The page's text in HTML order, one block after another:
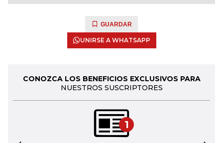
GUARDAR
UNIRSE A WHATSAPP
CONOZCA LOS BENEFICIOS EXCLUSIVOS PARA
NUESTROS SUSCRIPTORES
1